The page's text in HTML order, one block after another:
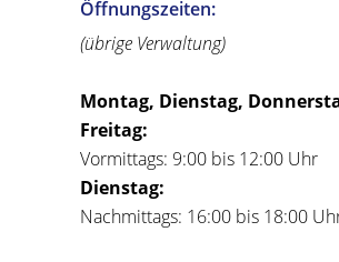
Öffnungszeiten:
(übrige Verwaltung)
Montag, Dienstag,
Freitag:
Vormittags: 9:00 bis 12:00 Uhr
Dienstag:
Nachmittags: 16:00 bis 18:00